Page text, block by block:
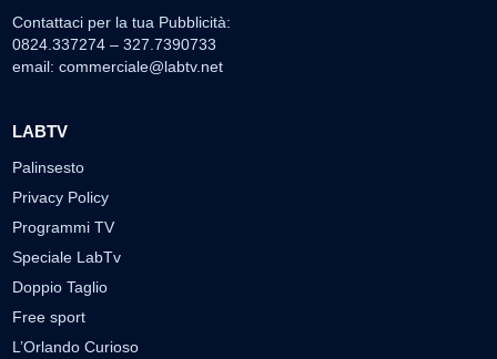
Contattaci per la tua Pubblicità:
0824.337274 – 327.7390733
email: commerciale@labtv.net
LABTV
Palinsesto
Privacy Policy
Programmi TV
Speciale LabTv
Doppio Taglio
Free sport
L’Orlando Curioso